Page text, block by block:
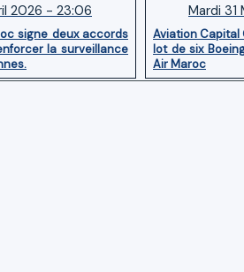
2026 - 23:06
signe deux accords
la surveillance
Mardi
Aviation Capital
lot de six
Air Maroc